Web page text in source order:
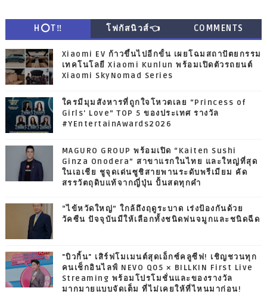
H⭕T‼ โฟกัสนิวส์👈 COMMENTS
Xiaomi EV ก้าวขึ้นไปอีกขั้น เผยโฉมสถาปัตยกรรม
เทคโนโลยี Xiaomi Kunlun พร้อมเปิดตัวรถยนต์
Xiaomi SkyNomad Series
ใครมีมุมสังหารที่ถูกใจโหวตเลย “Princess of
Girls' Love” TOP 5 ของประเทศ รางวัล
#YEntertainAwards2026
MAGURO GROUP พร้อมเปิด “Kaiten Sushi
Ginza Onodera” สาขาแรกในไทย และใหญ่ที่สุด
ในเอเชีย ชูจุดเด่นซูชิสายพานระดับพรีเมียม คัด
สรรวัตถุดิบแท้จากญี่ปุ่น ปั้นสดทุกคำ
“ไข้หวัดใหญ่” ใกล้ถึงฤดูระบาด เร่งป้องกันด้วย
วัคซีน ปัจจุบันมีให้เลือกทั้งชนิดพ่นจมูกและชนิดฉีด
"บิวกิ้น" เสิร์ฟโมเมนต์สุดเอ็กซ์คลูซีฟ! เชิญชวนทุก
คนเช็กอินไลฟ์ NEVO Q05 × BILLKIN First Live
Streaming พร้อมโปรโมชั่นและของรางวัล
มากมายแบบจัดเต็ม ที่ไม่เคยให้ที่ไหนมาก่อน!